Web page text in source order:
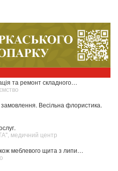
та ремонт складного…
Весільна флористика.
медичний центр
меблевого щита з липи…